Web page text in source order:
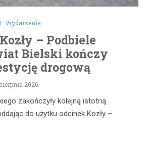
Wydarzenia
– Podbiele
Bielski kończy
drogową
2026
zakończyły kolejną istotną
do użytku odcinek Kozły –